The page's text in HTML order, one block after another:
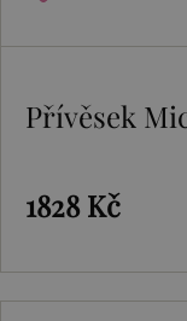
Přívěsek
1828 Kč